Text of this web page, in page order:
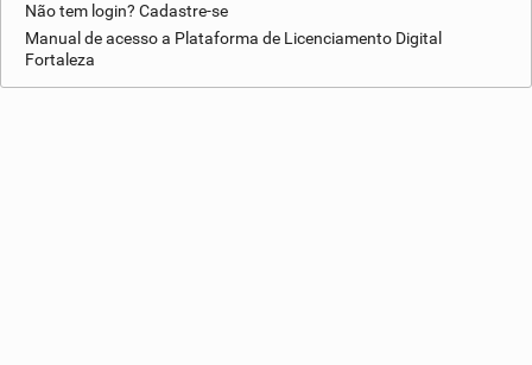
Não tem login? Cadastre-se
Manual de acesso a Plataforma de Licenciamento Digital
Fortaleza